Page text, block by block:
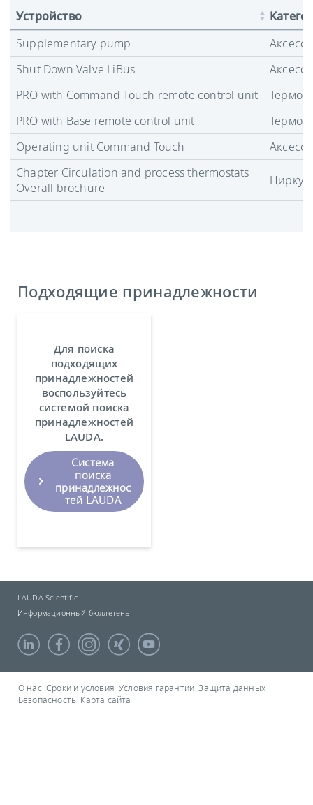
Устройство
Supplementary pump
Shut Down Valve LiBus
PRO with Command Touch remote control unit
PRO with Base remote control unit
Operating unit Command Touch
Chapter Circulation and process thermostats
Overall brochure
Подходящие принадлежности
Для поиска
подходящих
принадлежностей
воспользуйтесь
системой поиска
принадлежностей
LAUDA.
Система
поиска
принадлежнос
тей LAUDA
LAUDA Scientific
Информационный бюллетень
О нас Сроки и условия Условия гарантии Защита данных
Безопасность Карта сайта